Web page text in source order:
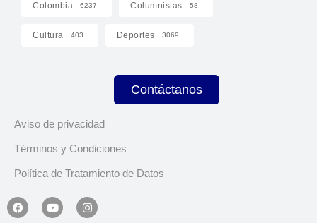
Colombia 6237 Columnistas 58
Cultura 403 Deportes 3069
Contáctanos
Aviso de privacidad
Términos y Condiciones
Política de Tratamiento de Datos